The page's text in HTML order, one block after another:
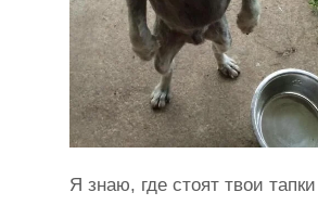
Я знаю, где стоят твои тапки